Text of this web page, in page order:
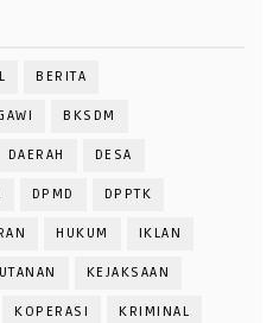
BERITA
BKSDM
DAERAH DESA
DPMD DPPTK
HUKUM IKLAN
KEJAKSAAN
KOPERASI KRIMINAL